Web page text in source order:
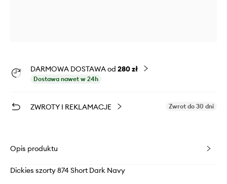
DARMOWA DOSTAWA od 280 zł
Dostawa nawet w 24h
ZWROTY I REKLAMACJE Zwrot do 30 dni
Opis produktu
Dickies szorty 874 Short Dark Navy